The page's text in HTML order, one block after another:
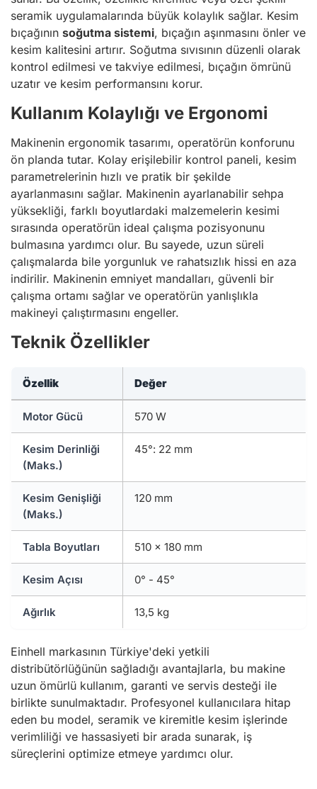
seramik uygulamalarında büyük kolaylık sağlar. Kesim
bıçağının soğutma sistemi, bıçağın aşınmasını önler ve
kesim kalitesini artırır. Soğutma sıvısının düzenli olarak
kontrol edilmesi ve takviye edilmesi, bıçağın ömrünü
uzatır ve kesim performansını korur.
Kullanım Kolaylığı ve Ergonomi
Makinenin ergonomik tasarımı, operatörün konforunu
ön planda tutar. Kolay erişilebilir kontrol paneli, kesim
parametrelerinin hızlı ve pratik bir şekilde
ayarlanmasını sağlar. Makinenin ayarlanabilir sehpa
yüksekliği, farklı boyutlardaki malzemelerin kesimi
sırasında operatörün ideal çalışma pozisyonunu
bulmasına yardımcı olur. Bu sayede, uzun süreli
çalışmalarda bile yorgunluk ve rahatsızlık hissi en aza
indirilir. Makinenin emniyet mandalları, güvenli bir
çalışma ortamı sağlar ve operatörün yanlışlıkla
makineyi çalıştırmasını engeller.
Teknik Özellikler
Özellik Değer
Motor Gücü 570 W
Kesim Derinliği
(Maks.)
45°: 22 mm
Kesim Genişliği
(Maks.)
120 mm
Tabla Boyutları 510 x 180 mm
Kesim Açısı 0° - 45°
Ağırlık 13,5 kg
Einhell markasının Türkiye'deki yetkili
distribütörlüğünün sağladığı avantajlarla, bu makine
uzun ömürlü kullanım, garanti ve servis desteği ile
birlikte sunulmaktadır. Profesyonel kullanıcılara hitap
eden bu model, seramik ve kiremitle kesim işlerinde
verimliliği ve hassasiyeti bir arada sunarak, iş
süreçlerini optimize etmeye yardımcı olur.